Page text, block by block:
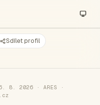
Sdílet profil
8. 2026 · ARES ·